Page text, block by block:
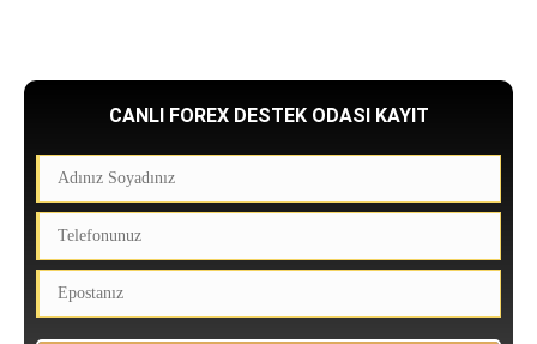
CANLI FOREX DESTEK ODASI KAYIT